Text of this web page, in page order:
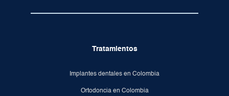
Tratamientos
Implantes dentales en Colombia
Ortodoncia en Colombia